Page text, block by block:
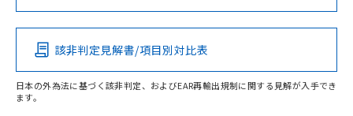
Pb Hg Cd Cr(VI)
O
この製品の規格認証/適合状況ページへ
その他の認証はこちらのページからご検索ください
該非判定見解書/項目別対比表
日本の外為法に基づく該非判定、およびEAR再輸出規制に関する見解が入手でき
ます。